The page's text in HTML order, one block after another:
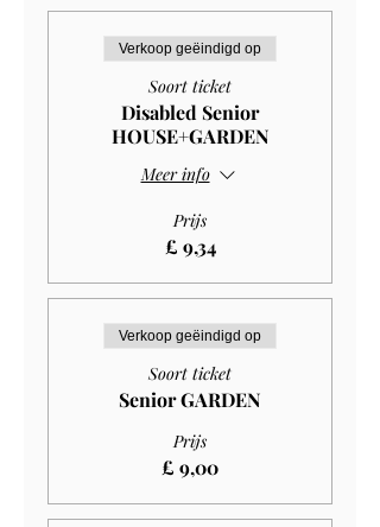
Verkoop geëindigd op
Soort ticket
Disabled Senior
HOUSE+GARDEN
Meer info
Prijs
£ 9,34
Verkoop geëindigd op
Soort ticket
Senior GARDEN
Prijs
£ 9,00